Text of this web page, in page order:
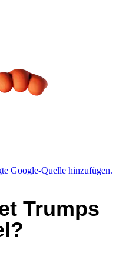
Google-Quelle hinzufügen.
Trumps